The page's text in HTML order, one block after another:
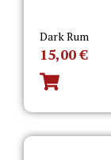
Dark Rum
15,00€